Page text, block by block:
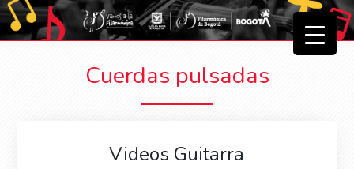
Cuerdas pulsadas
Videos Guitarra